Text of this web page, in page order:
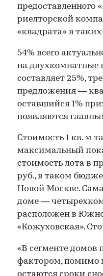
предоставленного
риелторской
«квадрата» в таких
54% всего
на двухкомнатные
составляет 25%,
предложения —
оставшийся 1%
появляются
Стоимость 1 кв. м
максимальный
стоимость лота в
руб., в таком
Новой Москве.
доме —
расположен в
«Кожуховская».
«В сегменте
фактором, помимо